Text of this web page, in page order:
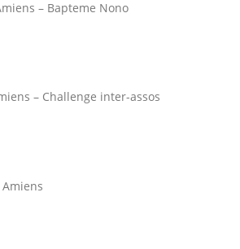
– Bapteme Nono
– Challenge inter-assos